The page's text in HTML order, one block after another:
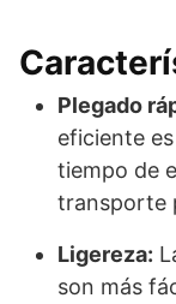
Plegado
eficiente
tiempo de
transporte
Ligereza:
son más